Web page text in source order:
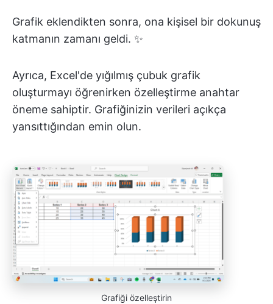
Grafik eklendikten sonra, ona kişisel bir dokunuş
katmanın zamanı geldi. ✨
Ayrıca, Excel'de yığılmış çubuk grafik
oluşturmayı öğrenirken özelleştirme anahtar
öneme sahiptir. Grafiğinizin verileri açıkça
yansıttığından emin olun.
Grafiği özelleştirin